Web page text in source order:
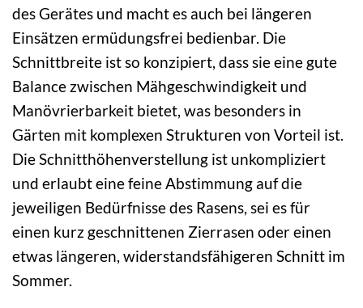
des Gerätes und macht es auch bei längeren
Einsätzen ermüdungsfrei bedienbar. Die
Schnittbreite ist so konzipiert, dass sie eine gute
Balance zwischen Mähgeschwindigkeit und
Manövrierbarkeit bietet, was besonders in
Gärten mit komplexen Strukturen von Vorteil ist.
Die Schnitthöhenverstellung ist unkompliziert
und erlaubt eine feine Abstimmung auf die
jeweiligen Bedürfnisse des Rasens, sei es für
einen kurz geschnittenen Zierrasen oder einen
etwas längeren, widerstandsfähigeren Schnitt im
Sommer.